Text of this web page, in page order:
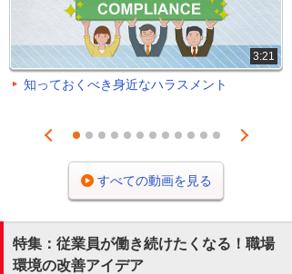
3:21
知っておくべき身近なハラスメント
Prev
1 2 3 4 5 6 7 8 9 101112
Next
すべての動画を見る
特集：従業員が働き続けたくなる！職場
環境の改善アイデア